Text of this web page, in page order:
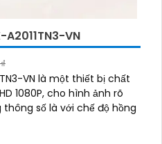
A2011TN3-VN
VN là một thiết bị chất
1080P, cho hình ảnh rõ